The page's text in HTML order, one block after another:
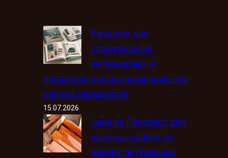
Каталоги для
строительных,
интерьерных и
производственных компаний: что
сейчас заказывают
15.07.2026
Цена на Пинотекс для
наружных работ по
дереву: актуальный